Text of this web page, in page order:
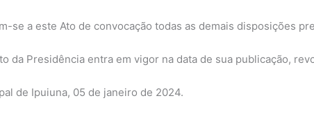
se a este Ato de convocação todas as demais disposições
da Presidência entra em vigor na data de sua publicação,
de Ipuiuna, 05 de janeiro de 2024.